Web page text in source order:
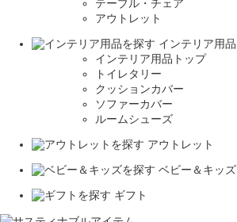
テーブル・チェア
アウトレット
インテリア用品
インテリア用品トップ
トイレタリー
クッションカバー
ソファーカバー
ルームシューズ
アウトレット
ベビー＆キッズ
ギフト